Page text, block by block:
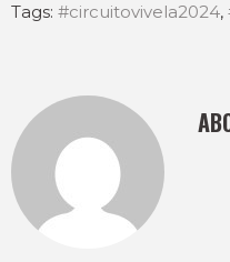
Tags: #circuitovivela2024,